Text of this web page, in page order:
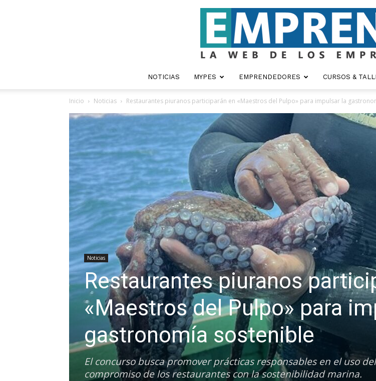
NOTICIAS MYPES EMPRENDEDORES CURSOS &
Inicio Noticias Restaurantes piuranos participarán en «Maestros del Pulpo» para impulsar la
Noticias
Restaurantes piuranos
«Maestros del Pulpo» para
gastronomía sostenible
El concurso busca promover prácticas responsables en el uso
compromiso de los restaurantes con la sostenibilidad marina.